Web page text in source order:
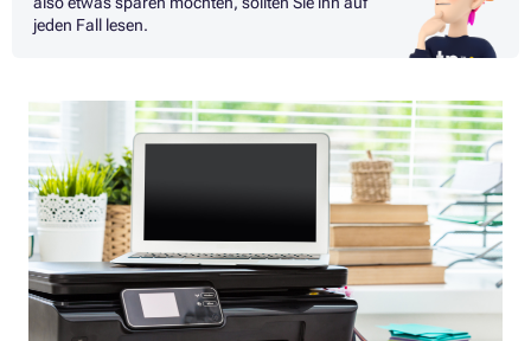
jeden Fall lesen.